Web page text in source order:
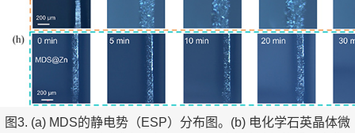
图3. (a) MDS的静电势（ESP）分布图。(b) 电化学石英晶体微